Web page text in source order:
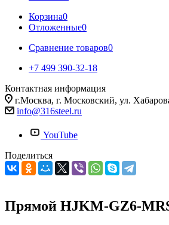
Корзина0
Отложенные0
Сравнение товаров0
+7 499 390-32-18
Контактная информация
г.Москва, г. Московский, ул.
info@316steel.ru
YouTube
Поделиться
Прямой HJKM-GZ6-